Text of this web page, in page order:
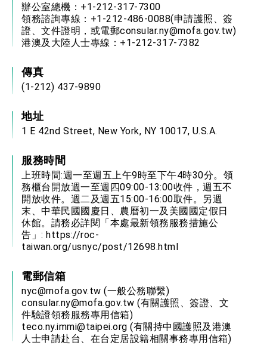
辦公室總機：+1-212-317-7300
領務諮詢專線：+1-212-486-0088(申請護照、簽
證、文件證明，或電郵consular.ny@mofa.gov.tw)
港澳及大陸人士專線：+1-212-317-7382
傳真
(1-212) 437-9890
地址
1 E 42nd Street, New York, NY 10017, U.S.A.
服務時間
上班時間:週一至週五上午9時至下午4時30分。領
務櫃台開放週一至週四09:00-13:00收件，週五不
開放收件。週二及週五15:00-16:00取件。另週
末、中華民國國慶日、農曆初一及美國國定假日
休館。請務必詳閱「本處最新領務服務措施公
告」: https://roc-
taiwan.org/usnyc/post/12698.html
電郵信箱
nyc@mofa.gov.tw (一般公務聯繫)
consular.ny@mofa.gov.tw (有關護照、簽證、文
件驗證領務服務專用信箱)
teco.ny.immi@taipei.org (有關持中國護照及港澳
人士申請赴台、在台定居設籍相關事務專用信箱)